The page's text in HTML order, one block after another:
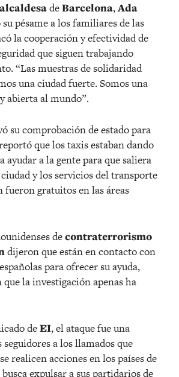
alcaldesadeBarcelona,Ada
su pésame a los familiares de las
la cooperación y efectividad de
que siguen trabajando
“Las muestras de solidaridad
una ciudad fuerte. Somos una
abierta al mundo”.
su comprobación de estado para
que los taxis estaban dando
ayudar a la gente para que saliera
y los servicios del transporte
gratuitos en las áreas
decontraterrorismo
dijeron que están en contacto con
para ofrecer su ayuda,
la investigación apenas ha
deEI, el ataque fue una
seguidores a los llamados que
realicen acciones en los países de
expulsar a sus partidarios de